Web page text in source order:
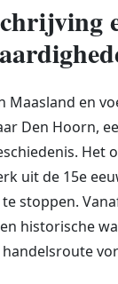
Maasland en
Den Hoorn,
Het
uit de 15e
stoppen.
historische